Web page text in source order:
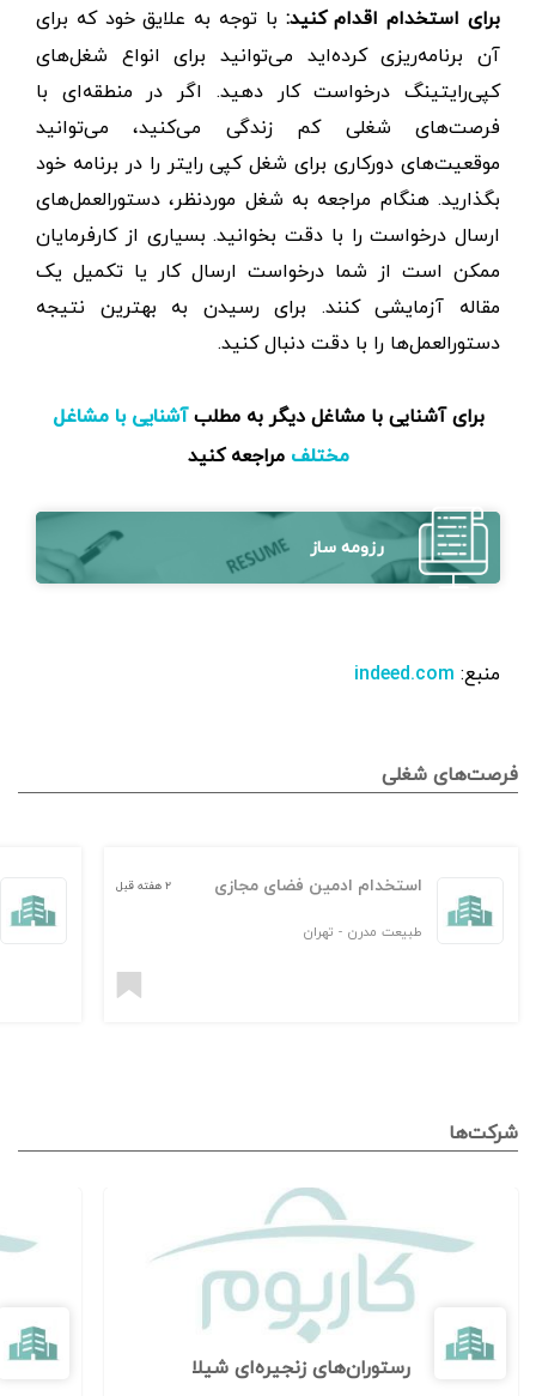
برای استخدام اقدام کنید: با توجه به علایق خود که برای
آن برنامه‌ریزی کرده‌اید می‌توانید برای انواع شغل‌های
کپی‌رایتینگ درخواست کار دهید. اگر در منطقه‌ای با
فرصت‌های شغلی کم زندگی می‌کنید، می‌توانید
موقعیت‌های دورکاری برای شغل کپی رایتر را در برنامه خود
بگذارید. هنگام مراجعه به شغل موردنظر، دستورالعمل‌های
ارسال درخواست را با دقت بخوانید. بسیاری از کارفرمایان
ممکن است از شما درخواست ارسال کار یا تکمیل یک
مقاله آزمایشی کنند. برای رسیدن به بهترین نتیجه
دستورالعمل‌ها را با دقت دنبال کنید.
برای آشنایی با مشاغل دیگر به مطلبآشنایی با مشاغل
مختلف مراجعه کنید
رزومه ساز
منبع:‌ indeed.com
فرصت‌های شغلی
استخدام ادمین فضای مجازی
طبیعت مدرن - تهران
۲ هفته قبل
شرکت‌ها
رستوران‌های زنجیره‌ای شیلا